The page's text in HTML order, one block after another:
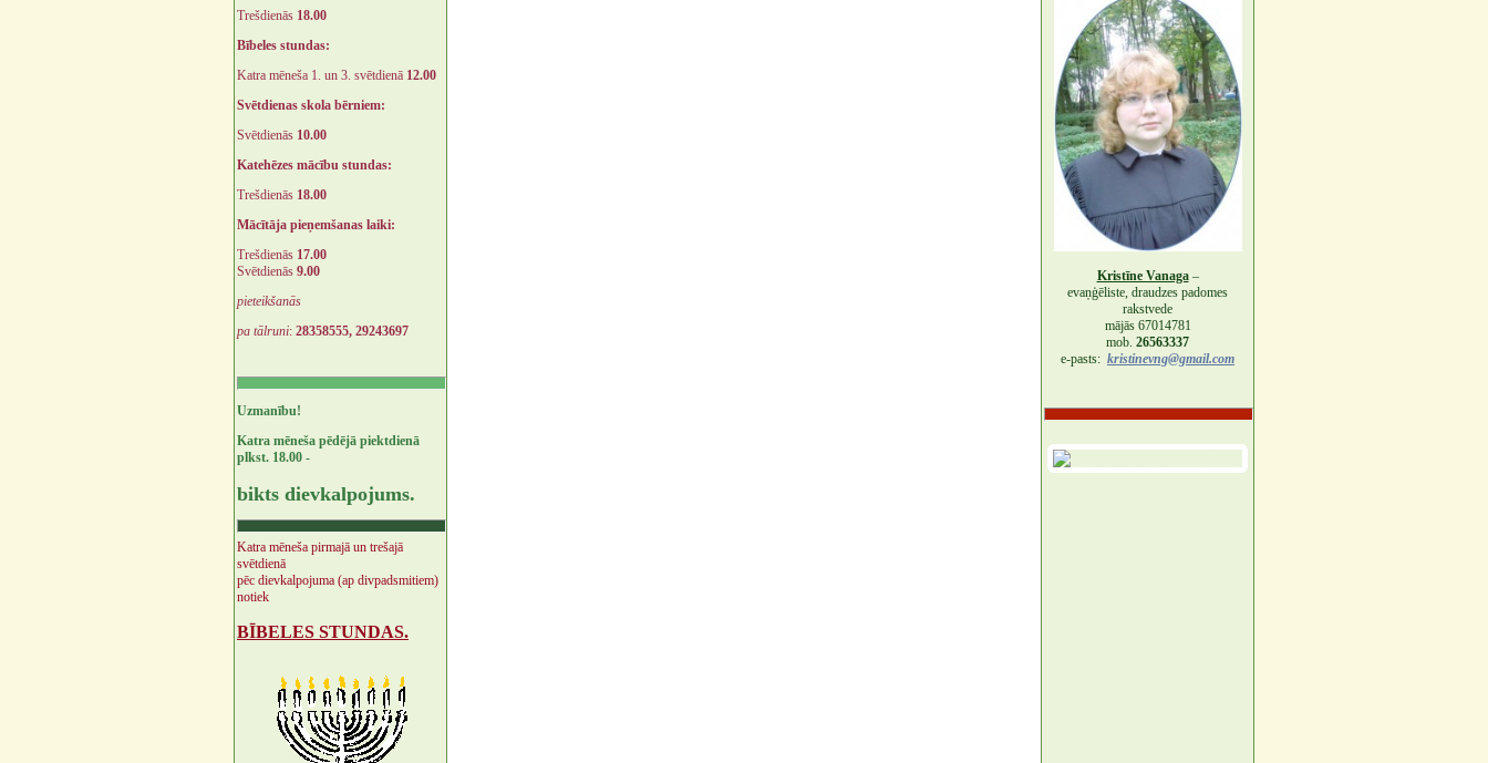
Trešdienās 18.00
Bībeles stundas:
Katra mēneša 1. un 3. svētdienā 12.00
Svētdienas skola bērniem:
Svētdienās 10.00
Katehēzes mācību stundas:
Trešdienās 18.00
Mācītāja pieņemšanas laiki:
Trešdienās 17.00
Svētdienās 9.00
pieteikšanās
pa tālruni: 28358555, 29243697
Uzmanību!
Katra mēneša pēdējā piektdienā
plkst. 18.00 -
bikts dievkalpojums.
Katra mēneša pirmajā un trešajā
svētdienā
pēc dievkalpojuma (ap divpadsmitiem)
notiek
BĪBELES STUNDAS.
Kristīne Vanaga–
evaņģēliste, draudzes padomes
rakstvede
mājās 67014781
mob. 26563337
e-pasts: kristinevng@gmail.com